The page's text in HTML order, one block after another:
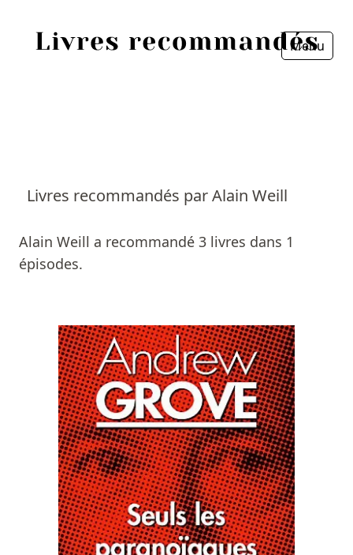
Menu
Livres recommandés par Alain Weill
Alain Weill a recommandé 3 livres dans 1
épisodes.
Livres
Prix littéraires
Fermer